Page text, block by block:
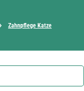
Zahnpflege Katze